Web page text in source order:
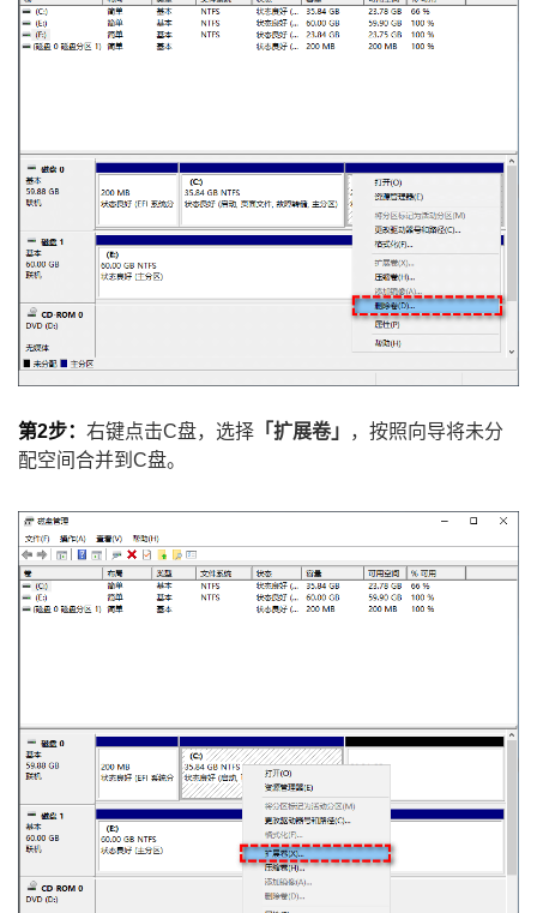
第2步： 右键点击C盘，选择 「扩展卷」
，按照向导将未分
配空间合并到C盘。